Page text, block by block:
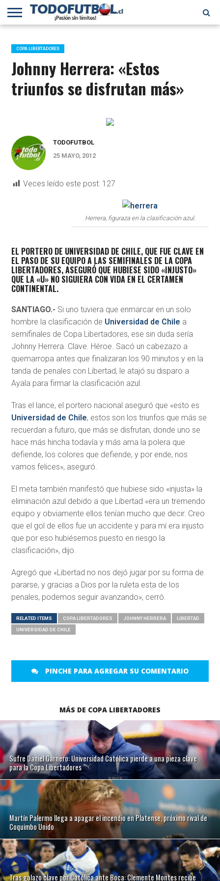
PRIMERA
B
SELECCIÓN
CHILENA
CHILENOS
EN EL
MUNDO
FÚTBOL
INTERNACIONAL
COPA LIBERTADORES
Johnny Herrera: «Estos
triunfos se disfrutan más»
TODOFUTBOL
25 MAYO, 2012
Veces leído este post: 127
Herrera, figuraza en la clasificación azul.
EL PORTERO DE UNIVERSIDAD DE CHILE, QUE FUE CLAVE EN
EL PASO DE SU EQUIPO A LAS SEMIFINALES DE LA COPA
LIBERTADORES, ASEGURÓ QUE HUBIESE SIDO «INJUSTO»
QUE LA «U» NO SIGUIERA CON VIDA EN EL CERTAMEN
CONTINENTAL.
SANTIAGO.- Si uno tuviera que enmarcar en un solo
hombre la clasificación de Universidad de Chile a
semifinales de Copa Libertadores, ese sin duda sería
Johnny Herrera. Clave. Héroe. Sacó un cabezazo a
quemarropa antes que finalizaran los 90 minutos y en la
tanda de penales con Libertad, le atajó su disparo a
Ayala para firmar la clasificación azul.
Tras el lance, el portero nacional aseguró que «esto es
Universidad de Chile, estos son los triunfos que más se
recuerdan a futuro, que más se disfrutan, donde uno se
hace más hincha todavía y más ama la polera que
defiende, los colores que defiende, y por ende, nos
vamos felices», aseguró.
El meta también manifestó que hubiese sido «injusta» la
eliminación azul debido a que Libertad «era un tremendo
equipo y obviamente ellos tenían mucho que decir. Creo
que el gol de ellos fue un accidente y para mí era injusto
que por eso hubiésemos puesto en riesgo la
clasificación», dijo.
Agregó que «Libertad no nos dejó jugar por su forma de
pararse, y gracias a Dios por la ruleta esta de los
penales, podemos seguir avanzando», cerró.
RELATED ITEMS COPA LIBERTADORES JOHNNY HERRERA LIBERTAD
UNIVERSIDAD DE CHILE
PINCHE PARA AGREGAR SU COMENTARIO
MÁS DE COPA LIBERTADORES
Sufre Daniel Garnero: Universidad Católica pierde a una pieza clave
para la Copa Libertadores
Martín Palermo llega a apagar el incendio en Platense, próximo rival de
Coquimbo Unido
Tras golazo clave por Católica ante Boca: Clemente Montes recibe